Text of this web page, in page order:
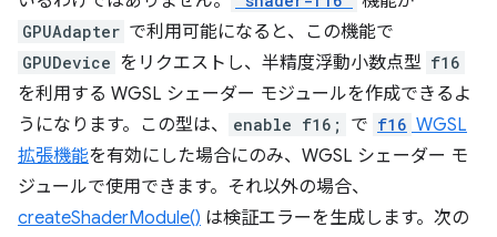
GPUAdapter で利用可能になると、この機能で
GPUDevice をリクエストし、半精度浮動小数点型 f16
を利用する WGSL シェーダー モジュールを作成できるよ
うになります。この型は、
enable f16; で f16 WGSL
拡張機能を有効にした場合にのみ、WGSL シェーダー モ
ジュールで使用できます。それ以外の場合、
createShaderModule() は検証エラーを生成します。次の